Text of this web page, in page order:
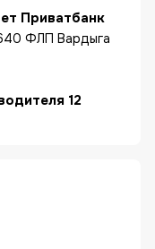
Приватбанк
ФЛП Вардыга
12